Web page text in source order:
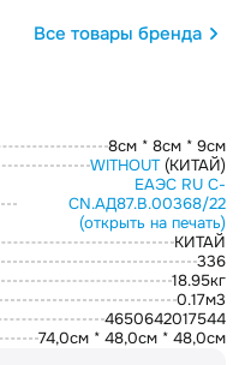
Все товары бренда
8см * 8см * 9см
WITHOUT(КИТАЙ)
ЕАЭС RU С-
CN.АД87.В.00368/22
(открыть на печать)
КИТАЙ
336
18.95кг
0.17м3
4650642017544
74,0см * 48,0см * 48,0см